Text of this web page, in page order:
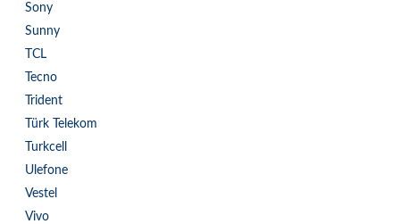
Sony
Sunny
TCL
Tecno
Trident
Türk Telekom
Turkcell
Ulefone
Vestel
Vivo